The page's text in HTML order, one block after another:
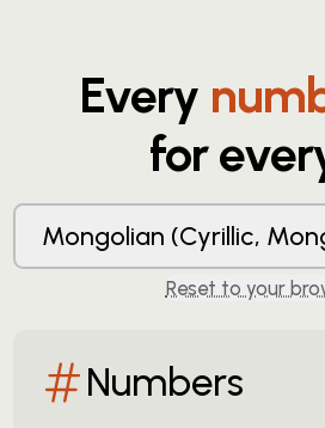
Every
for
Mongolian (Cyrillic,
Reset to your
Numbers